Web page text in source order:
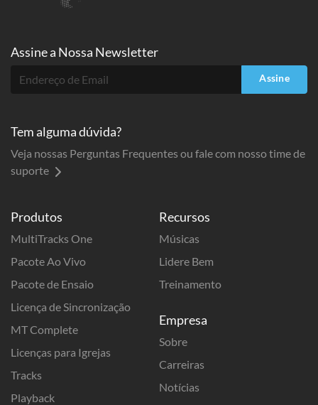
Produtos
MultiTracks One
Pacote Ao Vivo
Pacote de Ensaio
Licença de Sincronização
MT Complete
Licenças para Igrejas
Tracks
Playback
Recursos
Músicas
Lidere Bem
Treinamento
Empresa
Sobre
Carreiras
Notícias
Assine a Nossa Newsletter
Assine
Tem alguma dúvida?
Veja nossas Perguntas Frequentes ou fale com nosso time de
suporte